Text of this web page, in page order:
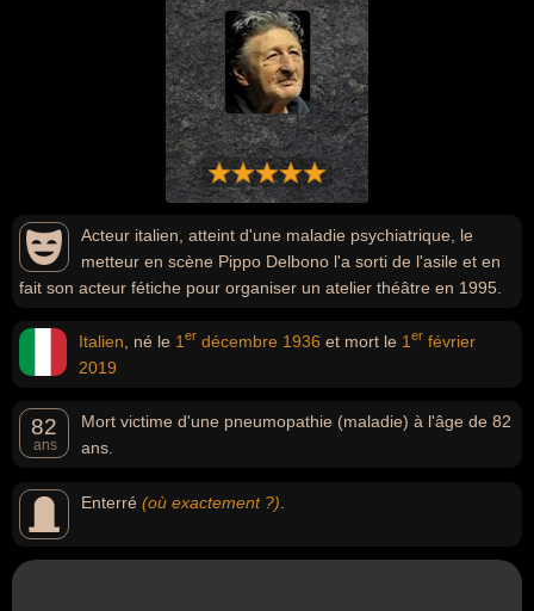
Acteur italien, atteint d'une maladie psychiatrique, le
metteur en scène Pippo Delbono l'a sorti de l'asile et en
fait son acteur fétiche pour organiser un atelier théâtre en 1995.
Italien , né le 1 er décembre 1936 et mort le 1 er février
2019
82
ans
Mort victime d'une pneumopathie (maladie) à l'âge de 82
ans.
Enterré (où exactement ?)